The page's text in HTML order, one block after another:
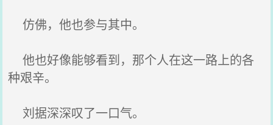
仿佛，他也参与其中。
他也好像能够看到，那个人在这一路上的各
种艰辛。
刘据深深叹了一口气。